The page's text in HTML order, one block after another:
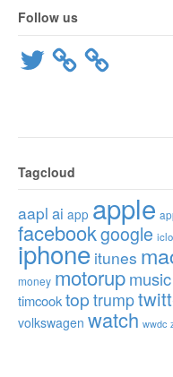
Follow us
Twitter
Tagcloud
aapl ai app apple
facebookgoogle
iphone itunes
money motorupmusic
timcooktop trump
volkswagen watch wwdc